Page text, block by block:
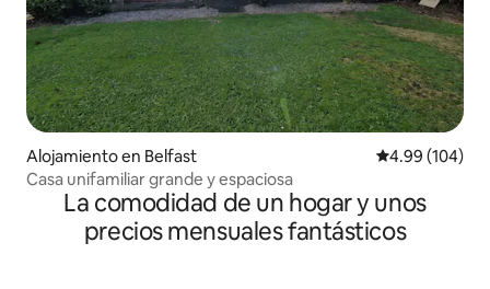
Alojamiento en Belfast Calificación
4.99 (104)
Casa unifamiliar grande y espaciosa
La comodidad de un hogar y unos
precios mensuales fantásticos